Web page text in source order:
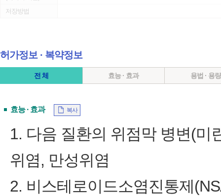
저장방법
허가정보 ∙ 복약정보
전 체 효능 · 효과 용법 · 용량
효능 · 효과 복사
1. 다음 질환의 위점막 병변(미
위염, 만성위염
2. 비스테로이드소염진통제